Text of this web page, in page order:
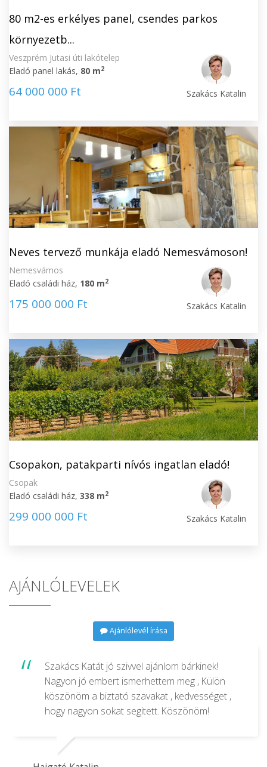
80 m2-es erkélyes panel, csendes parkos
környezetb...
Veszprém Jutasi úti lakótelep
Eladó panel lakás, 80 m2
64 000 000 Ft Szakács Katalin
Neves tervező munkája eladó Nemesvámoson!
Nemesvámos
Eladó családi ház, 180 m2
175 000 000 Ft Szakács Katalin
Csopakon, patakparti nívós ingatlan eladó!
Csopak
Eladó családi ház, 338 m2
299 000 000 Ft Szakács Katalin
AJÁNLÓLEVELEK
Ajánlólevél írása
Szakács Katát jó szivvel ajánlom bárkinek!
Nagyon jó embert ismerhettem meg , Külön
köszönöm a biztató szavakat , kedvességet ,
hogy nagyon sokat segitett. Köszönöm!